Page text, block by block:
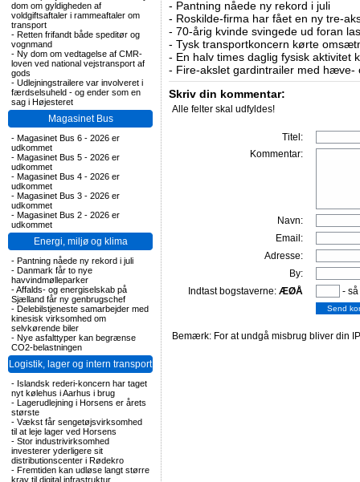
dom om gyldigheden af
voldgiftsaftaler i rammeaftaler om
transport
- Retten frifandt både speditør og
vognmand
- Ny dom om vedtagelse af CMR-
loven ved national vejstransport af
gods
- Udlejningstrailere var involveret i
færdselsuheld - og ender som en
sag i Højesteret
Magasinet Bus
- Magasinet Bus 6 - 2026 er
udkommet
- Magasinet Bus 5 - 2026 er
udkommet
- Magasinet Bus 4 - 2026 er
udkommet
- Magasinet Bus 3 - 2026 er
udkommet
- Magasinet Bus 2 - 2026 er
udkommet
Energi, miljø og klima
- Pantning nåede ny rekord i juli
- Danmark får to nye
havvindmølleparker
-Affalds- og energiselskab på
Sjælland får ny genbrugschef
- Delebilstjeneste samarbejder med
kinesisk virksomhed om
selvkørende biler
- Nye asfalttyper kan begrænse
CO2-belastningen
Logistik, lager og intern transport
- Islandsk rederi-koncern har taget
nyt kølehus i Aarhus i brug
- Lagerudlejning i Horsens er årets
største
- Vækst får sengetøjsvirksomhed
til at leje lager ved Horsens
- Stor industrivirksomhed
investerer yderligere sit
distributionscenter i Rødekro
- Fremtiden kan udløse langt større
krav til digital infrastruktur
- Pantning nåede ny rekord i juli
- Roskilde-firma har fået en ny tre-
- 70-årig kvinde svingede ud foran
- Tysk transportkoncern kørte
- En halv times daglig fysisk aktivitet
- Fire-akslet gardintrailer med hæve-
Skriv din kommentar:
Alle felter skal udfyldes!
Titel:
Kommentar:
Navn:
Email:
Adresse:
By:
Indtast bogstaverne: ÆØÅ -
Bemærk: For at undgå misbrug bliver din